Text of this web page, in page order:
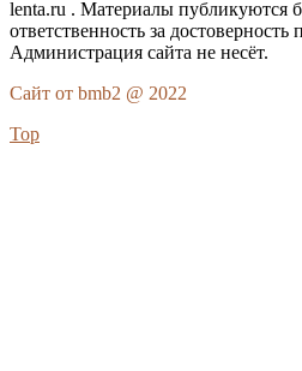
lenta.ru . Материалы публикуются
ответственность за
Администрация сайта не несёт.
Сайт от bmb2 @ 2022
Top